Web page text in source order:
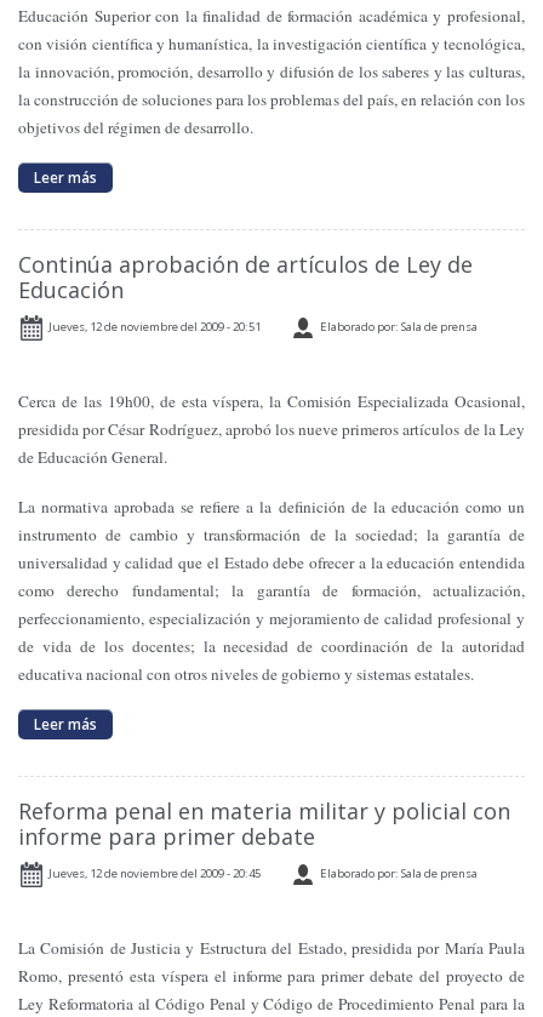
Educación Superior con la finalidad de formación académica y profesional,
con visión científica y humanística, la investigación científica y tecnológica,
la innovación, promoción, desarrollo y difusión de los saberes y las culturas,
la construcción de soluciones para los problemas del país, en relación con los
objetivos del régimen de desarrollo.
Leer más
Continúa aprobación de artículos de Ley de
Educación
Jueves, 12 de noviembre del 2009 - 20:51 Elaborado por: Sala de prensa
Cerca de las 19h00, de esta víspera, la Comisión Especializada Ocasional,
presidida por César Rodríguez, aprobó los nueve primeros artículos de la Ley
de Educación General.
La normativa aprobada se refiere a la definición de la educación como un
instrumento de cambio y transformación de la sociedad; la garantía de
universalidad y calidad que el Estado debe ofrecer a la educación entendida
como derecho fundamental; la garantía de formación, actualización,
perfeccionamiento, especialización y mejoramiento de calidad profesional y
de vida de los docentes; la necesidad de coordinación de la autoridad
educativa nacional con otros niveles de gobierno y sistemas estatales.
Leer más
Reforma penal en materia militar y policial con
informe para primer debate
Jueves, 12 de noviembre del 2009 - 20:45 Elaborado por: Sala de prensa
La Comisión de Justicia y Estructura del Estado, presidida por María Paula
Romo, presentó esta víspera el informe para primer debate del proyecto de
Ley Reformatoria al Código Penal y Código de Procedimiento Penal para la